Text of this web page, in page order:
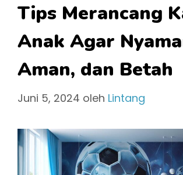
Tips Merancang
Anak Agar
Aman, dan Betah
Juni 5, 2024 oleh Lintang